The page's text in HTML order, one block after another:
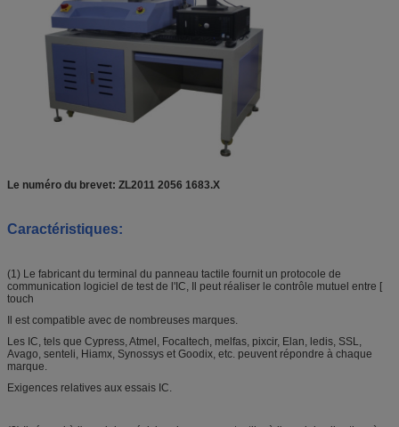
Le numéro du brevet: ZL2011 2056 1683.X
Caractéristiques:
(1) Le fabricant du terminal du panneau tactile fournit un protocole de
communication logiciel de test de l'IC, Il peut réaliser le contrôle mutuel entre [
touch
Il est compatible avec de nombreuses marques.
Les IC, tels que Cypress, Atmel, Focaltech, melfas, pixcir, Elan, ledis, SSL,
Avago, senteli, Hiamx, Synossys et Goodix, etc. peuvent répondre à chaque
marque.
Exigences relatives aux essais IC.